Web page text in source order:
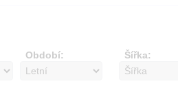
Období: Šířka: